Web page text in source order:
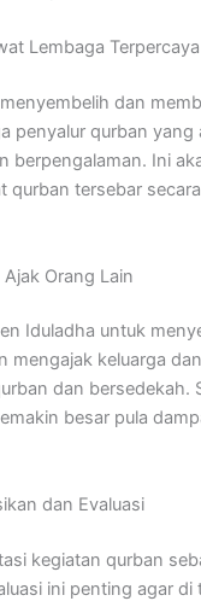
Lembaga Terpercaya
dan
penyalur qurban yang
berpengalaman. Ini
qurban tersebar
Orang Lain
Iduladha untuk
mengajak keluarga
dan bersedekah.
besar pula
dan Evaluasi
kegiatan qurban
ini penting agar di